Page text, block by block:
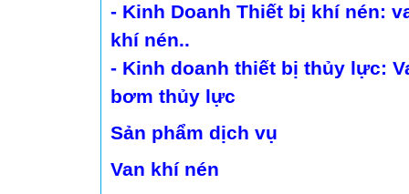
- Kinh Doanh Thiết bị khí nén:
khí nén..
- Kinh doanh thiết bị thủy lực:
bơm thủy lực
Sản phẩm dịch vụ
Van khí nén